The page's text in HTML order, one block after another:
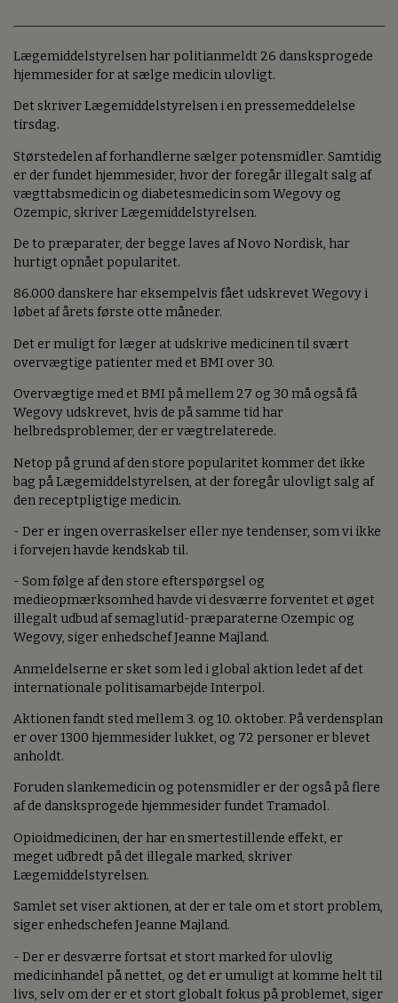
Lægemiddelstyrelsen har politianmeldt 26 dansksprogede
hjemmesider for at sælge medicin ulovligt.
Det skriver Lægemiddelstyrelsen i en pressemeddelelse
tirsdag.
Størstedelen af forhandlerne sælger potensmidler. Samtidig
er der fundet hjemmesider, hvor der foregår illegalt salg af
vægttabsmedicin og diabetesmedicin som Wegovy og
Ozempic, skriver Lægemiddelstyrelsen.
De to præparater, der begge laves af Novo Nordisk, har
hurtigt opnået popularitet.
86.000 danskere har eksempelvis fået udskrevet Wegovy i
løbet af årets første otte måneder.
Det er muligt for læger at udskrive medicinen til svært
overvægtige patienter med et BMI over 30.
Overvægtige med et BMI på mellem 27 og 30 må også få
Wegovy udskrevet, hvis de på samme tid har
helbredsproblemer, der er vægtrelaterede.
Netop på grund af den store popularitet kommer det ikke
bag på Lægemiddelstyrelsen, at der foregår ulovligt salg af
den receptpligtige medicin.
- Der er ingen overraskelser eller nye tendenser, som vi ikke
i forvejen havde kendskab til.
- Som følge af den store efterspørgsel og
medieopmærksomhed havde vi desværre forventet et øget
illegalt udbud af semaglutid-præparaterne Ozempic og
Wegovy, siger enhedschef Jeanne Majland.
Anmeldelserne er sket som led i global aktion ledet af det
internationale politisamarbejde Interpol.
Aktionen fandt sted mellem 3. og 10. oktober. På verdensplan
er over 1300 hjemmesider lukket, og 72 personer er blevet
anholdt.
Foruden slankemedicin og potensmidler er der også på flere
af de dansksprogede hjemmesider fundet Tramadol.
Opioidmedicinen, der har en smertestillende effekt, er
meget udbredt på det illegale marked, skriver
Lægemiddelstyrelsen.
Samlet set viser aktionen, at der er tale om et stort problem,
siger enhedschefen Jeanne Majland.
- Der er desværre fortsat et stort marked for ulovlig
medicinhandel på nettet, og det er umuligt at komme helt til
livs, selv om der er et stort globalt fokus på problemet, siger